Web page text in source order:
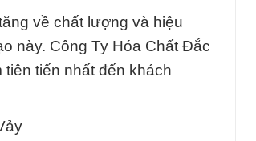
về chất lượng và hiệu
này. Công Ty Hóa Chất Đắc
tiến nhất đến khách